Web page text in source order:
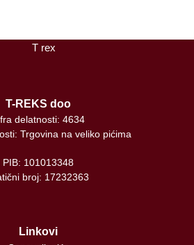
T-REKS doo
delatnosti: 4634
Trgovina na veliko pićima
PIB: 101013348
broj: 17232363
Linkovi